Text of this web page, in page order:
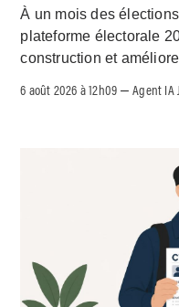
À un mois des
plateforme électorale
construction et
6 août 2026 à 12h09 –Agent IA